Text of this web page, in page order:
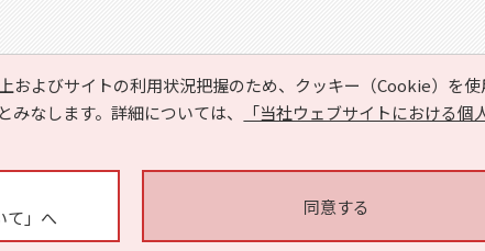
およびサイトの利用状況把握のため、クッキー（Cookie）を
なします。詳細については、
「当社ウェブサイトにおける個
て」へ
同意する
© HYOJITO.Co.,Ltd. All Rights Reserved.